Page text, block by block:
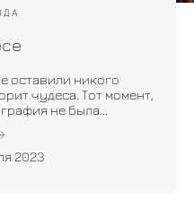
оставили никого
чудеса. Тот момент,
не была...
2023